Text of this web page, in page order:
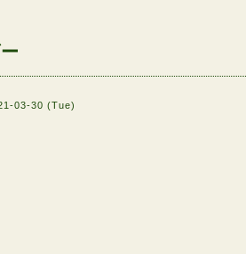
03-30 (Tue)